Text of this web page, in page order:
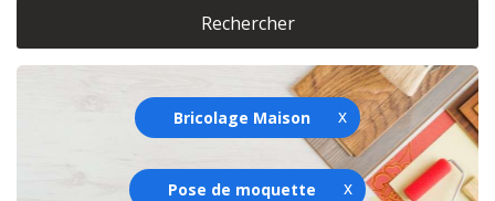
Bricolage Maison
Pose de moquette
Rechercher